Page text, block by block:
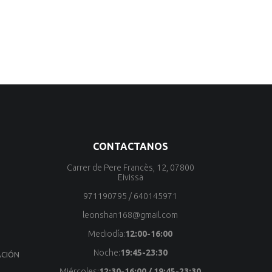
CONTACTANOS
Carrer de Pere Francès, 12, 07800
Eivissa
971190795 / 640145971
leonshan168@gmail.com
Mediodía:12:00-16:00
Noche:19:45-23:30